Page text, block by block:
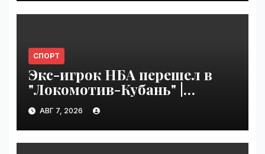
СПОРТ
Экс-игрок НБА перешел в
"Локомотив-Кубань" |
VseTime.ru
АВГ 7, 2026